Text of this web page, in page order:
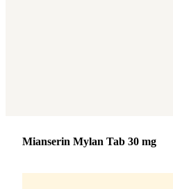
Merke:
Mianserin Mylan Tab 30 mg